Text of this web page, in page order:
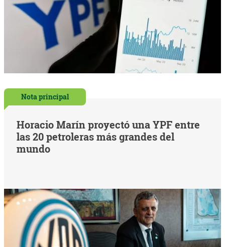
Nota principal
Horacio Marín proyectó una YPF entre
las 20 petroleras más grandes del
mundo